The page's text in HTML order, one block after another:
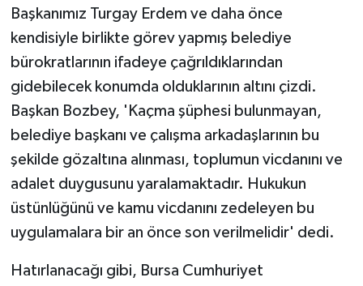
Başkanımız Turgay Erdem ve daha önce
kendisiyle birlikte görev yapmış belediye
bürokratlarının ifadeye çağrıldıklarından
gidebilecek konumda olduklarının altını çizdi.
Başkan Bozbey, 'Kaçma şüphesi bulunmayan,
belediye başkanı ve çalışma arkadaşlarının bu
şekilde gözaltına alınması, toplumun vicdanını ve
adalet duygusunu yaralamaktadır. Hukukun
üstünlüğünü ve kamu vicdanını zedeleyen bu
uygulamalara bir an önce son verilmelidir' dedi.
Hatırlanacağı gibi, Bursa Cumhuriyet